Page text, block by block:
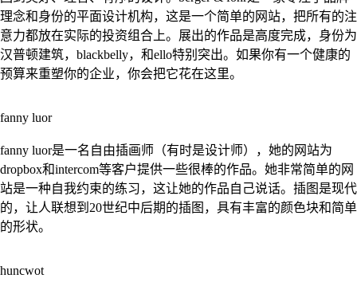
理念和身份的平面设计机构，这是一个简单的网站，把所有的注
意力都放在实际的投资组合上。展出的作品是高度完成，身份为
汉普顿建筑，blackbelly，和ello特别突出。如果你有一个健康的
预算来重塑你的企业，你会把它花在这里。
fanny luor
fanny luor是一名自由插画师（有时是设计师），她的网站为
dropbox和intercom等客户提供一些很棒的作品。她非常简单的网
站是一种自我约束的练习，这让她的作品自己说话。插图是现代
的，让人联想到20世纪中后期的插图，具有丰富的颜色块和简单
的形状。
huncwot